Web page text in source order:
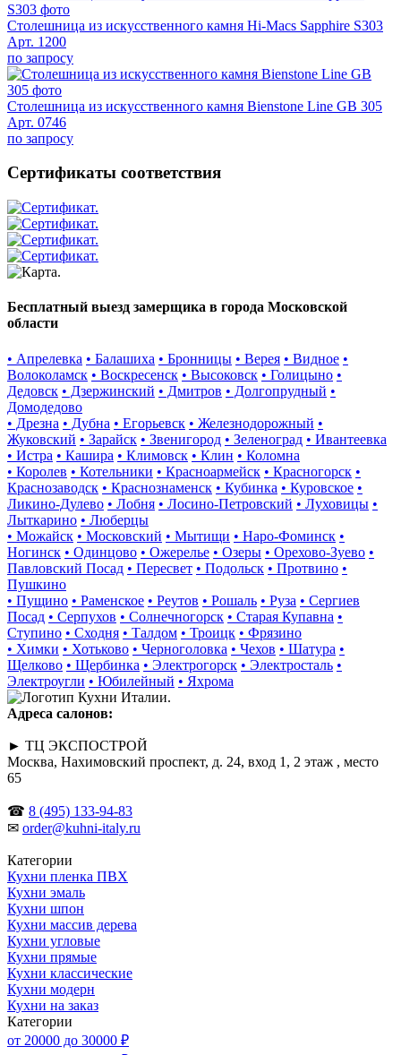
Столешница из искусственного камня Hi-Macs Sapphire S303
Арт. 1200
по запросу
Столешница из искусственного камня Bienstone Line GB 305
Арт. 0746
по запросу
Сертификаты соответствия
Бесплатный выезд замерщика в города Московской
области
• Апрелевка • Балашиха • Бронницы • Верея • Видное •
Волоколамск • Воскресенск • Высоковск • Голицыно •
Дедовск • Дзержинский • Дмитров • Долгопрудный •
Домодедово
• Дрезна • Дубна • Егорьевск • Железнодорожный •
Жуковский • Зарайск • Звенигород • Зеленоград • Ивантеевка
• Истра • Кашира • Климовск • Клин • Коломна
• Королев • Котельники • Красноармейск • Красногорск •
Краснозаводск • Краснознаменск • Кубинка • Куровское •
Ликино-Дулево • Лобня • Лосино-Петровский • Луховицы •
Лыткарино • Люберцы
• Можайск • Московский • Мытищи • Наро-Фоминск •
Ногинск • Одинцово • Ожерелье • Озеры • Орехово-Зуево •
Павловский Посад • Пересвет • Подольск • Протвино •
Пушкино
• Пущино • Раменское • Реутов • Рошаль • Руза • Сергиев
Посад • Серпухов • Солнечногорск • Старая Купавна •
Ступино • Сходня • Талдом • Троицк • Фрязино
• Химки • Хотьково • Черноголовка • Чехов • Шатура •
Щелково • Щербинка • Электрогорск • Электросталь •
Электроугли • Юбилейный • Яхрома
Адреса салонов:
► ТЦ ЭКСПОСТРОЙ
Москва, Нахимовский проспект, д. 24, вход 1, 2 этаж , место
65
☎ 8 (495) 133-94-83
✉ order@kuhni-italy.ru
Категории
Кухни пленка ПВХ
Кухни эмаль
Кухни шпон
Кухни массив дерева
Кухни угловые
Кухни прямые
Кухни классические
Кухни модерн
Кухни на заказ
Категории
от 20000 до 30000 ₽